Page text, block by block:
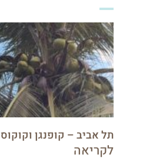
תל אביב – קופנגן וקוקוס
לקריאה